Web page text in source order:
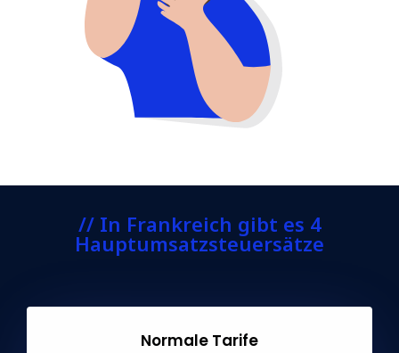
// In Frankreich gibt es 4
Hauptumsatzsteuersätze
Normale Tarife